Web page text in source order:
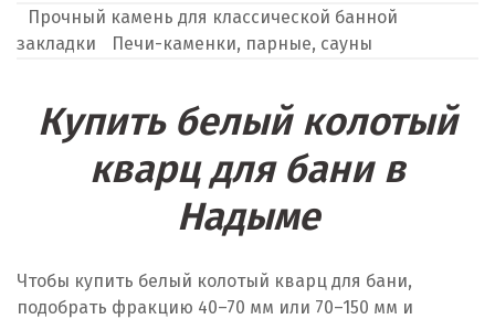
Прочный камень для классической банной
закладки
Печи-каменки, парные, сауны
Купить белый колотый
кварц для бани в
Надыме
Чтобы купить белый колотый кварц для бани,
подобрать фракцию 40–70 мм или 70–150 мм и